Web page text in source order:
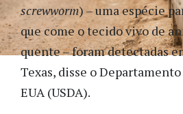
screwworm) – uma espécie
que come o tecido vivo de
quente – foram detectadas
Texas, disse o
EUA (USDA).